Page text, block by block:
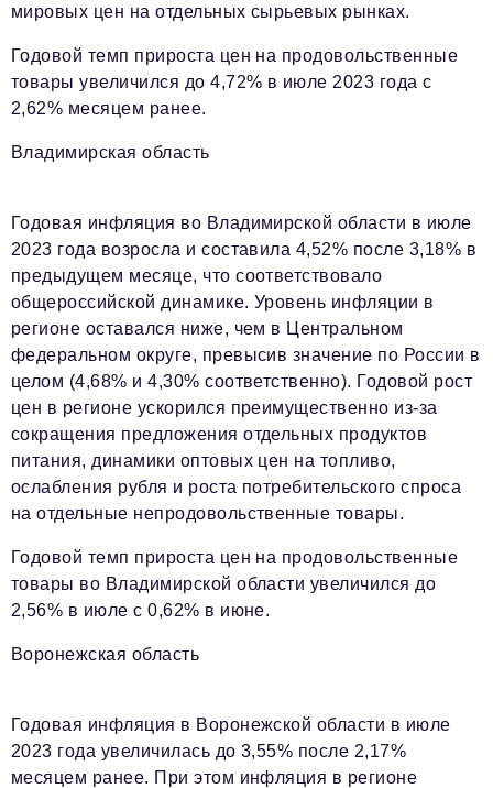
мировых цен на отдельных сырьевых рынках.
Годовой темп прироста цен на продовольственные
товары увеличился до 4,72% в июле 2023 года с
2,62% месяцем ранее.
Владимирская область
Годовая инфляция во Владимирской области в июле
2023 года возросла и составила 4,52% после 3,18% в
предыдущем месяце, что соответствовало
общероссийской динамике. Уровень инфляции в
регионе оставался ниже, чем в Центральном
федеральном округе, превысив значение по России в
целом (4,68% и 4,30% соответственно). Годовой рост
цен в регионе ускорился преимущественно из-за
сокращения предложения отдельных продуктов
питания, динамики оптовых цен на топливо,
ослабления рубля и роста потребительского спроса
на отдельные непродовольственные товары.
Годовой темп прироста цен на продовольственные
товары во Владимирской области увеличился до
2,56% в июле с 0,62% в июне.
Воронежская область
Годовая инфляция в Воронежской области в июле
2023 года увеличилась до 3,55% после 2,17%
месяцем ранее. При этом инфляция в регионе